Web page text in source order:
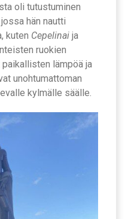
oli tutustuminen
hän nautti
kuten Cepelinai ja
ruokien
lämpöä ja
unohtumattoman
kylmälle säälle.